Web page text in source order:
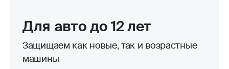
Для авто до 12 лет
Защищаем как новые, так и возрастные
машины